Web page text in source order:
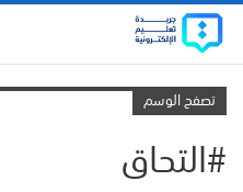
تصفح الوسم
#التحاق